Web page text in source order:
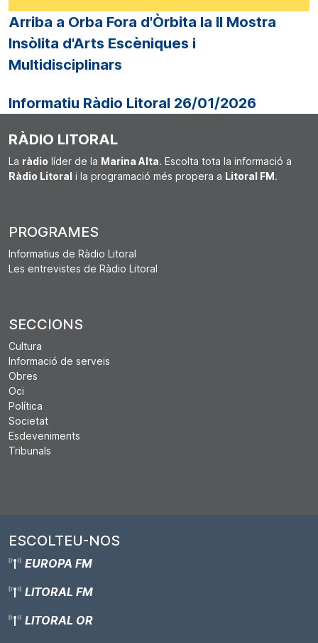
Arriba a Orba Fora d'Òrbita la II Mostra
Insòlita d'Arts Escèniques i
Multidisciplinars
Informatiu Ràdio Litoral 26/01/2026
RÀDIO LITORAL
La ràdio líder de la Marina Alta. Escolta tota la informació a
Ràdio Litoral i la programació més propera a Litoral FM.
PROGRAMES
Informatius de Ràdio Litoral
Les entrevistes de Ràdio Litoral
SECCIONS
Cultura
Informació de serveis
Obres
Oci
Política
Societat
Esdeveniments
Tribunals
ESCOLTEU-NOS
EUROPA FM
LITORAL FM
LITORAL OR